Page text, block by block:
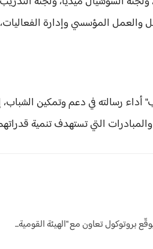
والعمل المؤسسي وإدارة الفعاليات،
رسالته في دعم وتمكين
التي تستهدف تنمية
بروتوكول تعاون مع "الهيئة القومية...